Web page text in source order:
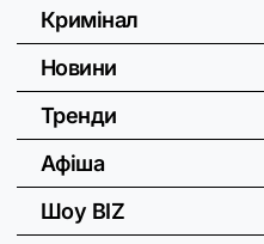
Кримінал
Новини
Тренди
Афіша
Шоу BIZ